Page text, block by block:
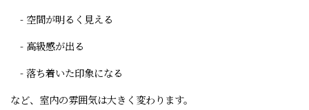
- 空間が明るく見える
- 高級感が出る
- 落ち着いた印象になる
など、室内の雰囲気は大きく変わります。